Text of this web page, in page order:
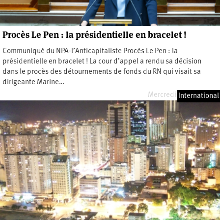
Procès Le Pen : la présidentielle en bracelet !
Communiqué du NPA-l’Anticapitaliste Procès Le Pen : la
présidentielle en bracelet ! La cour d’appel a rendu sa décision
dans le procès des détournements de fonds du RN qui visait sa
dirigeante Marine…
Mercredi 8 juillet 2026
International